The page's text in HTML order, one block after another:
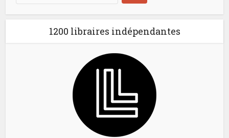
1200 libraires indépendantes